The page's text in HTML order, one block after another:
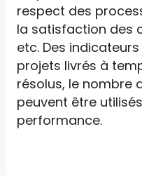
respect des
la satisfaction des
etc. Des
projets livrés à
résolus, le nombre
peuvent être
performance.